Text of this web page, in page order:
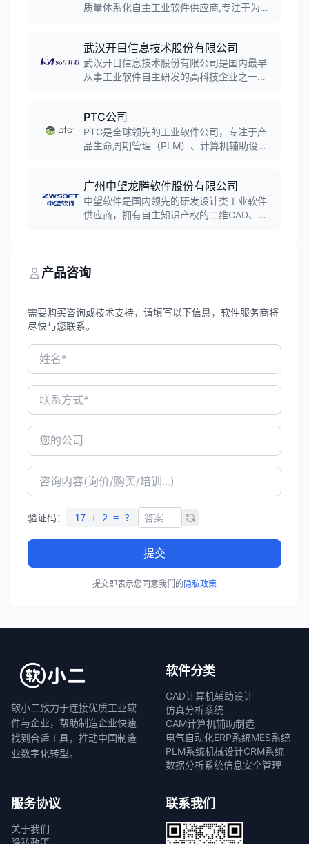
智能制造的核心厂商。
质量体系化自主工业软件供应商,专注于为研
青翼CAE、青翼CAM、青翼PLM等系列产品,
服务2000多家高端制造业客户,覆盖汽车、
装备制造、高科技电子等多个行业领域。
武汉开目信息技术股份有限公司
武汉开目信息技术股份有限公司是国内最早
从事工业软件自主研发的高科技企业之一，
生产制造等业务过程的一体化智能制造解决
方案，是中国高端工业软件领导品牌和领先
的PLM产品解决方案供应商。
PTC公司
PTC是全球领先的工业软件公司，专注于产
品生命周期管理（PLM）、计算机辅助设计
维设计软件、Windchill PLM平台、
ThingWorx物联网平台等，服务全球超过
50,000家客户，广泛应用于航空航天、汽
广州中望龙腾软件股份有限公司
中望软件是国内领先的研发设计类工业软件
供应商，拥有自主知识产权的二维CAD、三
区，正版用户超过140万，连续多年位居国
产品咨询
需要购买咨询或技术支持，请填写以下信息，软件服务商将
尽快与您联系。
验证码： 17 + 2 = ?
提交
提交即表示您同意我们的隐私政策
软小二致力于连接优质工业软
件与企业，帮助制造企业快速
找到合适工具，推动中国制造
业数字化转型。
软件分类
CAD计算机辅助设计
仿真分析系统
CAM计算机辅助制造
电气自动化ERP系统MES系统
PLM系统机械设计CRM系统
数据分析系统信息安全管理
服务协议
关于我们
联系我们